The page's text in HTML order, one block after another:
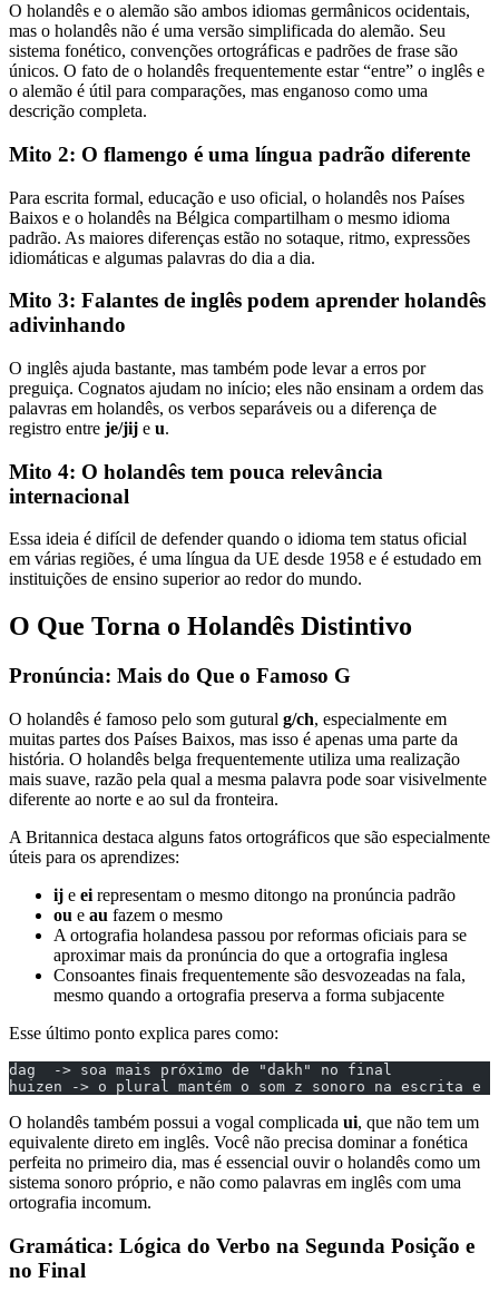
O holandês e o alemão são ambos idiomas germânicos ocidentais,
mas o holandês não é uma versão simplificada do alemão. Seu
sistema fonético, convenções ortográficas e padrões de frase são
únicos. O fato de o holandês frequentemente estar “entre” o inglês e
o alemão é útil para comparações, mas enganoso como uma
descrição completa.
Mito 2: O flamengo é uma língua padrão diferente
Para escrita formal, educação e uso oficial, o holandês nos Países
Baixos e o holandês na Bélgica compartilham o mesmo idioma
padrão. As maiores diferenças estão no sotaque, ritmo, expressões
idiomáticas e algumas palavras do dia a dia.
Mito 3: Falantes de inglês podem aprender holandês
adivinhando
O inglês ajuda bastante, mas também pode levar a erros por
preguiça. Cognatos ajudam no início; eles não ensinam a ordem das
palavras em holandês, os verbos separáveis ou a diferença de
registro entre je/jij e u.
Mito 4: O holandês tem pouca relevância
internacional
Essa ideia é difícil de defender quando o idioma tem status oficial
em várias regiões, é uma língua da UE desde 1958 e é estudado em
instituições de ensino superior ao redor do mundo.
O Que Torna o Holandês Distintivo
Pronúncia: Mais do Que o Famoso G
O holandês é famoso pelo som gutural g/ch, especialmente em
muitas partes dos Países Baixos, mas isso é apenas uma parte da
história. O holandês belga frequentemente utiliza uma realização
mais suave, razão pela qual a mesma palavra pode soar visivelmente
diferente ao norte e ao sul da fronteira.
A Britannica destaca alguns fatos ortográficos que são especialmente
úteis para os aprendizes:
ij e ei representam o mesmo ditongo na pronúncia padrão
ou e au fazem o mesmo
A ortografia holandesa passou por reformas oficiais para se
aproximar mais da pronúncia do que a ortografia inglesa
Consoantes finais frequentemente são desvozeadas na fala,
mesmo quando a ortografia preserva a forma subjacente
Esse último ponto explica pares como:
dag  -> soa mais próximo de "dakh" no final
huizen -> o plural mantém o som z sonoro na escrita e
O holandês também possui a vogal complicada ui, que não tem um
equivalente direto em inglês. Você não precisa dominar a fonética
perfeita no primeiro dia, mas é essencial ouvir o holandês como um
sistema sonoro próprio, e não como palavras em inglês com uma
ortografia incomum.
Gramática: Lógica do Verbo na Segunda Posição e
no Final